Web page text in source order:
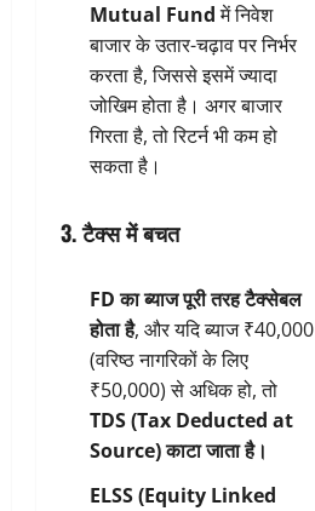
Mutual Fundमें निवेश
बाजार के उतार-चढ़ाव पर निर्भर
करता है, जिससे इसमें ज्यादा
जोखिम होता है। अगर बाजार
गिरता है, तो रिटर्न भी कम हो
सकता है।
3. टैक्स में बचत
FD का ब्याज पूरी तरह टैक्सेबल
होता है, और यदि ब्याज ₹40,000
(वरिष्ठ नागरिकों के लिए
₹50,000) से अधिक हो, तो
TDS (Tax Deducted at
Source) काटा जाता है।
ELSS (Equity Linked